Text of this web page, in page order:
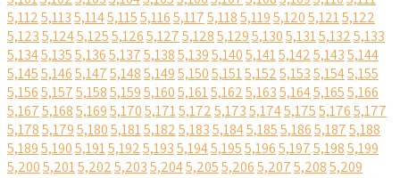
5,1125,1135,1145,1155,1165,1175,1185,1195,1205,1215,122
5,1235,1245,1255,1265,1275,1285,1295,1305,1315,1325,133
5,1345,1355,1365,1375,1385,1395,1405,1415,1425,1435,144
5,1455,1465,1475,1485,1495,1505,1515,1525,1535,1545,155
5,1565,1575,1585,1595,1605,1615,1625,1635,1645,1655,166
5,1675,1685,1695,1705,1715,1725,1735,1745,1755,1765,177
5,1785,1795,1805,1815,1825,1835,1845,1855,1865,1875,188
5,1895,1905,1915,1925,1935,1945,1955,1965,1975,1985,199
5,2005,2015,2025,2035,2045,2055,2065,2075,2085,209